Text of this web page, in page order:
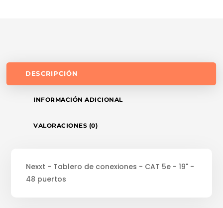
DESCRIPCIÓN
INFORMACIÓN ADICIONAL
VALORACIONES (0)
Nexxt - Tablero de conexiones - CAT 5e - 19" -
48 puertos